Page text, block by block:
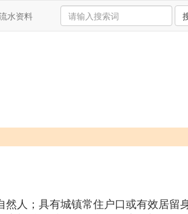
水资料
人；具有城镇常住户口或有效居留